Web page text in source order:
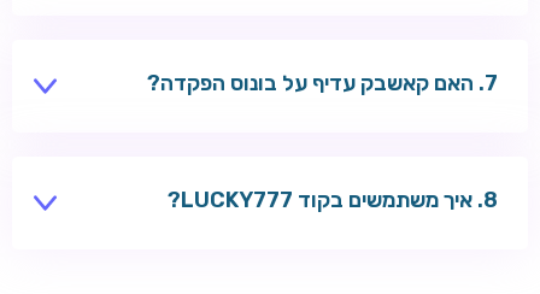
האם קאשבק עדיף על בונוס הפקדה?
איך משתמשים בקוד LUCKY777?